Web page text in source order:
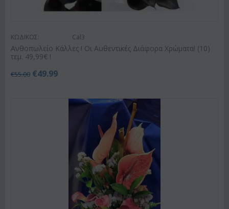
ΚΩΔΙΚΟΣ: Cal3
Ανθοπωλείο Κάλλες ! Οι Αυθεντικές Διάφορα Χρώματα! (10)
τεμ. 49,99€ !
€55.00 €49.99